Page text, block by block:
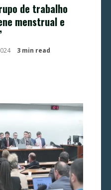
de trabalho
menstrual e
3 min read